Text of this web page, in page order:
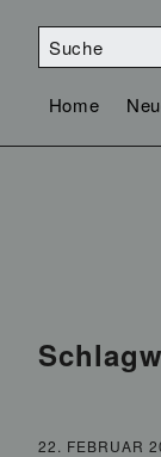
Home
22. FEBRUAR